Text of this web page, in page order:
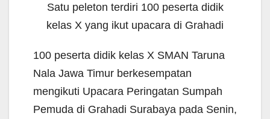
Satu peleton terdiri 100 peserta didik
kelas X yang ikut upacara di Grahadi
100 peserta didik kelas X SMAN Taruna
Nala Jawa Timur berkesempatan
mengikuti Upacara Peringatan Sumpah
Pemuda di Grahadi Surabaya pada Senin,